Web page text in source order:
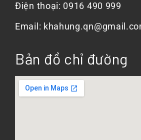
Điện thoại: 0916 490 999
Email:
Bản đồ chỉ đường